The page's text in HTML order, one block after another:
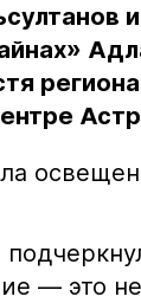
— это